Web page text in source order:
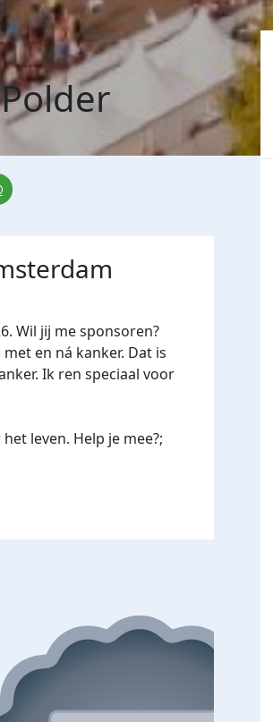
Wil jij me sponsoren?
en ná kanker. Dat is
Ik ren speciaal voor
leven. Help je mee?;